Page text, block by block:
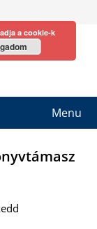
Menu
a cookie-k